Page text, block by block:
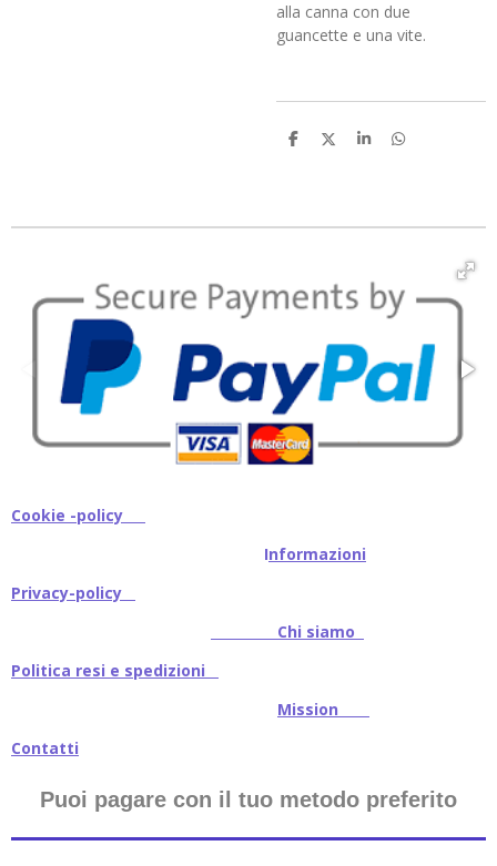
alla canna con due
guancette e una vite.
C
v
C
v
C
v
C
v
Cookie -policy
Informazioni
Privacy-policy
Chi siamo
Politica resi e spedizioni
Mission
Contatti
Puoi pagare con il tuo metodo preferito